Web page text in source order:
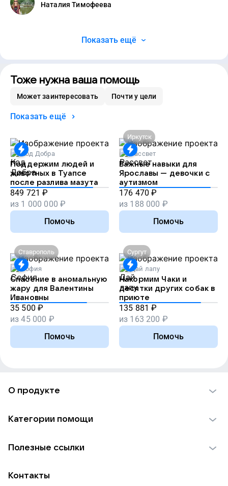
Наталия Тимофеева
Показать ещё
Тоже нужна ваша помощь
Может заинтересовать Почти у цели
Показать ещё
Код Добра
Поддержим людей и
животных в Туапсе
после разлива мазута
849 721 ₽
из 1 000 000 ₽
Помочь
Иркутск
Рассвет
Важные навыки для
Ярославы — девочки с
аутизмом
176 470 ₽
из 188 000 ₽
Помочь
Ставрополь
София
Спасение в аномальную
жару для Валентины
Ивановны
35 500 ₽
из45 000 ₽
Помочь
Сургут
Дай лапу
Накормим Чаки и
десятки других собак в
приюте
135 881 ₽
из 163 200 ₽
Помочь
О продукте
Использование материалов
Для НКО
Категории помощи
Пожилым
Полезные ссылки
Контакты